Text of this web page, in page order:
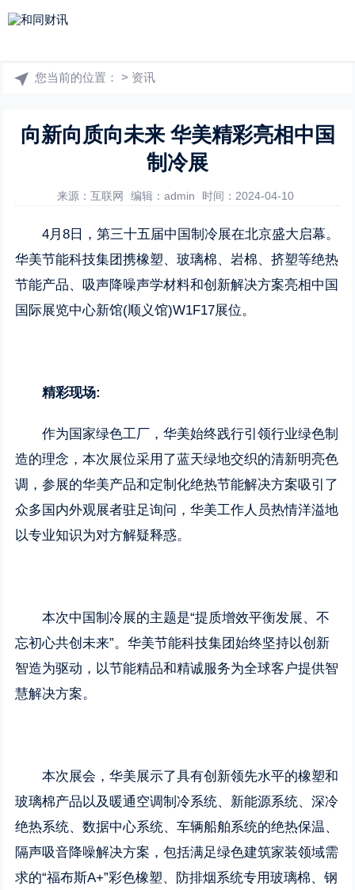
您当前的位置： > 资讯
向新向质向未来 华美精彩亮相中国
制冷展
来源：互联网 编辑：admin 时间：2024-04-10
4月8日，第三十五届中国制冷展在北京盛大启幕。
华美节能科技集团携橡塑、玻璃棉、岩棉、挤塑等绝热
节能产品、吸声降噪声学材料和创新解决方案亮相中国
国际展览中心新馆(顺义馆)W1F17展位。
精彩现场:
作为国家绿色工厂，华美始终践行引领行业绿色制
造的理念，本次展位采用了蓝天绿地交织的清新明亮色
调，参展的华美产品和定制化绝热节能解决方案吸引了
众多国内外观展者驻足询问，华美工作人员热情洋溢地
以专业知识为对方解疑释惑。
本次中国制冷展的主题是“提质增效平衡发展、不
忘初心共创未来”。华美节能科技集团始终坚持以创新
智造为驱动，以节能精品和精诚服务为全球客户提供智
慧解决方案。
本次展会，华美展示了具有创新领先水平的橡塑和
玻璃棉产品以及暖通空调制冷系统、新能源系统、深冷
绝热系统、数据中心系统、车辆船舶系统的绝热保温、
隔声吸音降噪解决方案，包括满足绿色建筑家装领域需
求的“福布斯A+”彩色橡塑、防排烟系统专用玻璃棉、钢